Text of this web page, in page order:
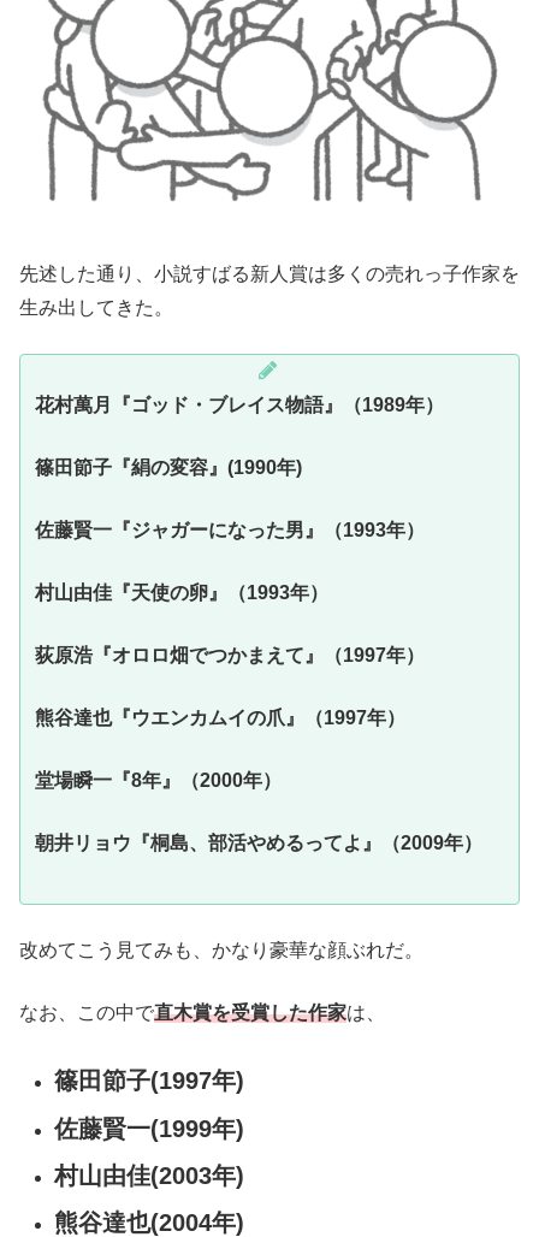
先述した通り、小説すばる新人賞は多くの売れっ子作家を
生み出してきた。
花村萬月『ゴッド・ブレイス物語』（1989年）
篠田節子『絹の変容』(1990年)
佐藤賢一『ジャガーになった男』（1993年）
村山由佳『天使の卵』（1993年）
荻原浩『オロロ畑でつかまえて』（1997年）
熊谷達也『ウエンカムイの爪』（1997年）
堂場瞬一『8年』（2000年）
朝井リョウ『桐島、部活やめるってよ』（2009年）
改めてこう見てみも、かなり豪華な顔ぶれだ。
なお、この中で直木賞を受賞した作家は、
篠田節子(1997年)
佐藤賢一(1999年)
村山由佳(2003年)
熊谷達也(2004年)